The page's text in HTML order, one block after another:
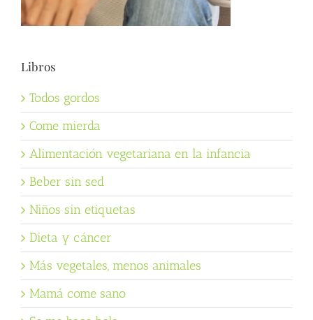
Libros
Todos gordos
Come mierda
Alimentación vegetariana en la infancia
Beber sin sed
Niños sin etiquetas
Dieta y cáncer
Más vegetales, menos animales
Mamá come sano